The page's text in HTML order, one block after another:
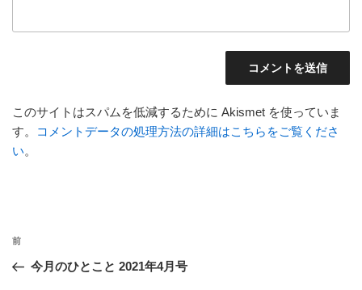
このサイトはスパムを低減するために Akismet を使っていま
す。
コメントデータの処理方法の詳細はこちらをご覧くださ
い。
投
ナ
前
の
前
今月のひとこと 2021年4月号